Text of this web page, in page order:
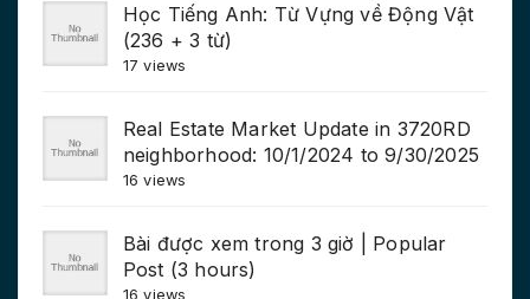
Học Tiếng Anh: Từ Vựng về Động Vật
(236 + 3 từ)
17 views
Real Estate Market Update in 3720RD
neighborhood: 10/1/2024 to 9/30/2025
16 views
Bài được xem trong 3 giờ | Popular
Post (3 hours)
16 views